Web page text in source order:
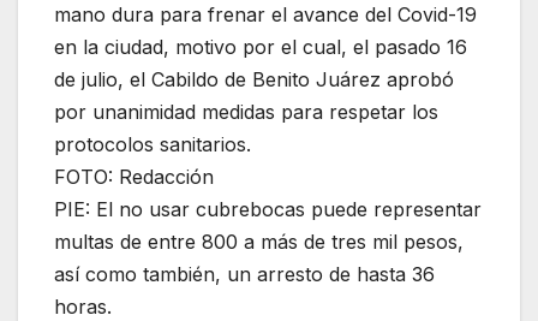
mano dura para frenar el avance del Covid-19
en la ciudad, motivo por el cual, el pasado 16
de julio, el Cabildo de Benito Juárez aprobó
por unanimidad medidas para respetar los
protocolos sanitarios.
FOTO: Redacción
PIE: El no usar cubrebocas puede representar
multas de entre 800 a más de tres mil pesos,
así como también, un arresto de hasta 36
horas.